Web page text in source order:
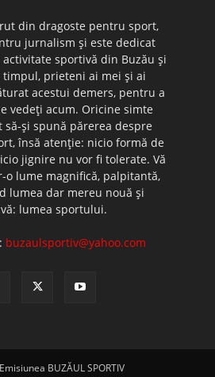
din dragoste pentru sport,
jurnalism şi este dedicat
sportivă din Buzău şi
timpul, prieteni ai mei şi ai
acestui demers, pentru a
vedeţi acum. Oricine simte
să-şi spună părerea despre
însă atenţie: nicio formă de
jignire nu vor fi tolerate. Vă
o lume magnifică, palpitantă,
lumea dar mereu nouă şi
lumea sportului.
buzaulsportiv@yahoo.com
Emisiunea BUZĂUL SPORTIV